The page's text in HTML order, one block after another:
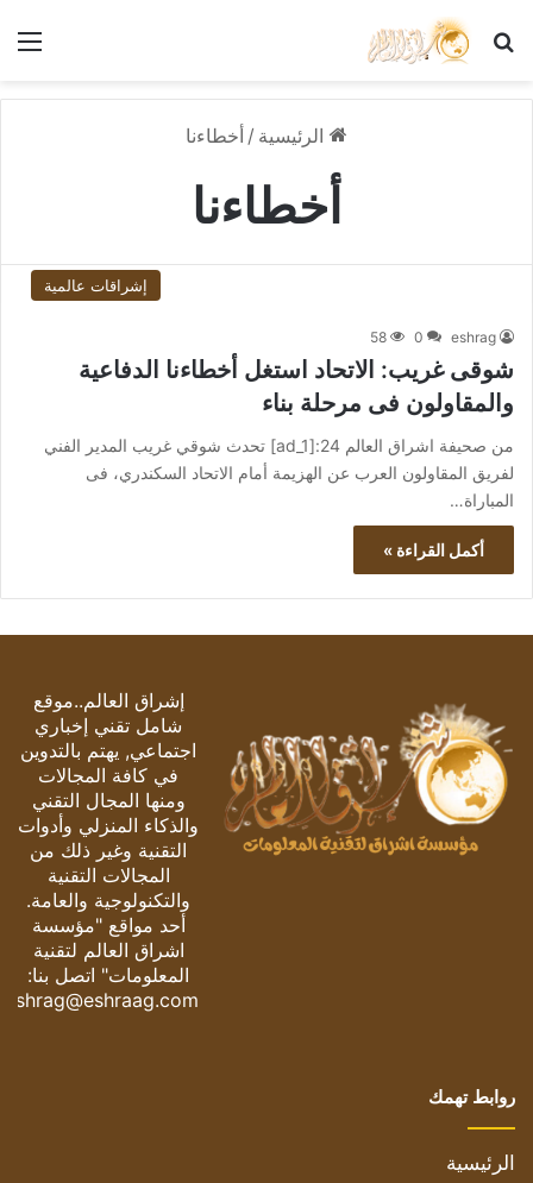
بحث عن
الرئيسية / أخطاءنا
أخطاءنا
إشراقات عالمية
eshrag
0
58
شوقى غريب: الاتحاد استغل أخطاءنا الدفاعية
والمقاولون فى مرحلة بناء
من صحيفة اشراق العالم 24:[ad_1] تحدث شوقي غريب المدير الفني
لفريق المقاولون العرب عن الهزيمة أمام الاتحاد السكندري، فى
المباراة…
أكمل القراءة »
إشراق العالم..موقع
شامل تقني إخباري
اجتماعي, يهتم بالتدوين
في كافة المجالات
ومنها المجال التقني
والذكاء المنزلي وأدوات
التقنية وغير ذلك من
المجالات التقنية
والتكنولوجية والعامة.
أحد مواقع "مؤسسة
اشراق العالم لتقنية
المعلومات" اتصل بنا:
eshrag@eshraag.com
روابط تهمك
الرئيسية